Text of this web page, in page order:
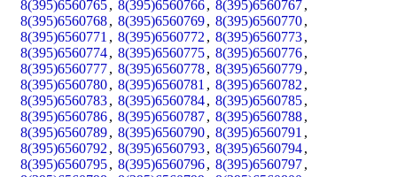
8(395)6560765, 8(395)6560766, 8(395)6560767,
8(395)6560768, 8(395)6560769, 8(395)6560770,
8(395)6560771 , 8(395)6560772 , 8(395)6560773,
8(395)6560774, 8(395)6560775, 8(395)6560776,
8(395)6560777, 8(395)6560778, 8(395)6560779,
8(395)6560780, 8(395)6560781 , 8(395)6560782 ,
8(395)6560783, 8(395)6560784, 8(395)6560785,
8(395)6560786, 8(395)6560787, 8(395)6560788,
8(395)6560789, 8(395)6560790, 8(395)6560791 ,
8(395)6560792 , 8(395)6560793, 8(395)6560794,
8(395)6560795, 8(395)6560796, 8(395)6560797,